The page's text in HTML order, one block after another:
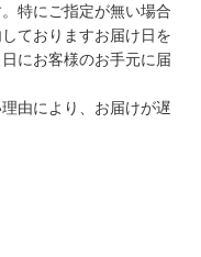
特にご指定が無い場合
ておりますお届け日を
にお客様のお手元に届
由により、お届けが遅